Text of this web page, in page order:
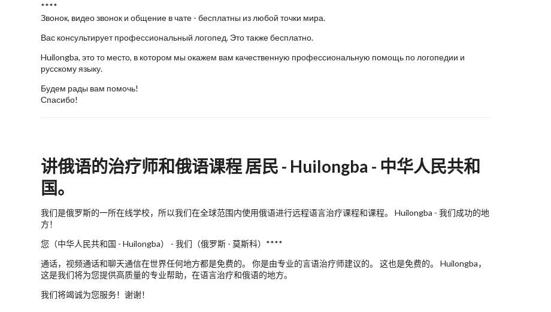
****
Звонок, видео звонок и общение в чате - бесплатны из любой точки мира.
Вас консультирует профессиональный логопед. Это также бесплатно.
Huilongba, это то место, в котором мы окажем вам качественную профессиональную помощь по логопедии и
русскому языку.
Будем рады вам помочь!
Спасибо!
讲俄语的治疗师和俄语课程 居民 - Huilongba - 中华人民共和
国。
我们是俄罗斯的一所在线学校，所以我们在全球范围内使用俄语进行远程语言治疗课程和课程。 Huilongba - 我们成功的地
方！
您（中华人民共和国 - Huilongba） - 我们（俄罗斯 - 莫斯科）****
通话，视频通话和聊天通信在世界任何地方都是免费的。 你是由专业的言语治疗师建议的。 这也是免费的。 Huilongba，
这是我们将为您提供高质量的专业帮助，在语言治疗和俄语的地方。
我们将竭诚为您服务！谢谢！